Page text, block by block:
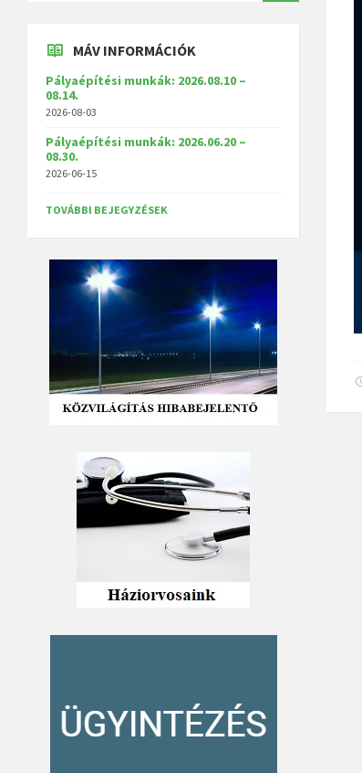
MÁV INFORMÁCIÓK
Pályaépítési munkák: 2026.08.10 –
08.14.
2026-08-03
Pályaépítési munkák: 2026.06.20 –
08.30.
2026-06-15
TOVÁBBI BEJEGYZÉSEK